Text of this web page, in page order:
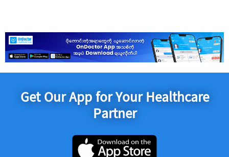
Get Our App for Your Healthcare
Partner